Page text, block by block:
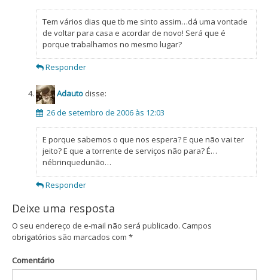
Tem vários dias que tb me sinto assim…dá uma vontade
de voltar para casa e acordar de novo! Será que é
porque trabalhamos no mesmo lugar?
Responder
Adauto disse:
26 de setembro de 2006 às 12:03
E porque sabemos o que nos espera? E que não vai ter
jeito? E que a torrente de serviços não para? É…
nébrinquedunão…
Responder
Deixe uma resposta
O seu endereço de e-mail não será publicado. Campos
obrigatórios são marcados com *
Comentário